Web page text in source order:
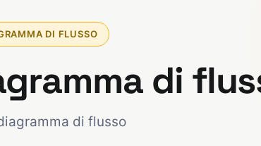
DI FLUSSO
di
di flusso